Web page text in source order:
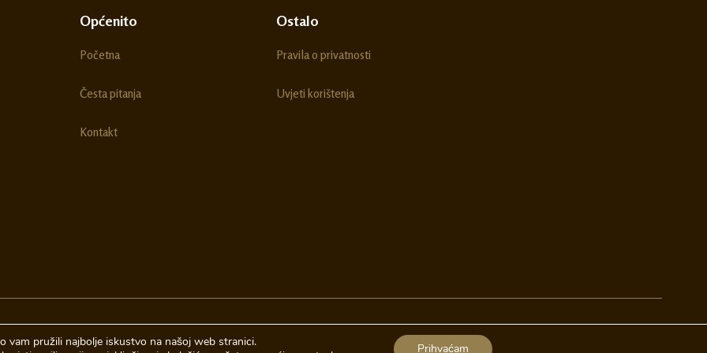
Općenito
Početna
Česta pitanja
Kontakt
Ostalo
Pravila o privatnosti
Uvjeti korištenja
vam pružili najbolje iskustvo na našoj web stranici.
Prihvaćam